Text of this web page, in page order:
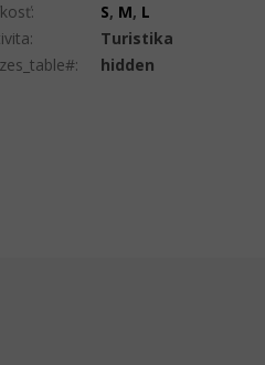
: S, M, L
:
Turistika
: hidden